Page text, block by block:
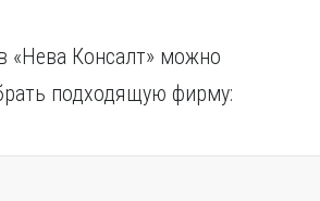
«Нева Консалт» можно
подходящую фирму: